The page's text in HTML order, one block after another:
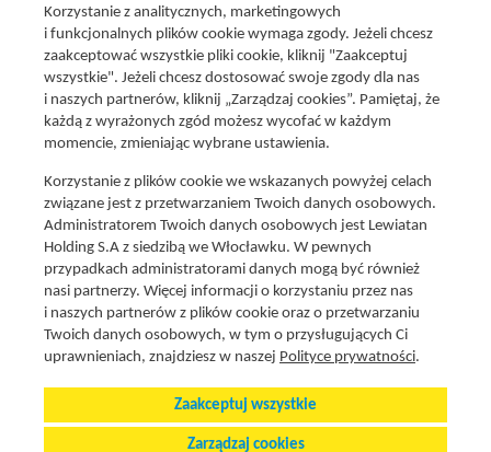
Social media
Znajdź nas na:
Promocje i oferty
Aktualna gazetka
Gotuję z Lewiatanem
Znajdź sklep
Aplikacja Mój Lewiatan
Karta Mój Lewiatan
Fundacja Lewiatan
Regulaminy
Polityka cookies i prywatnosci
Korzystanie z analitycznych, marketingowych
i funkcjonalnych plików cookie wymaga zgody. Jeżeli chcesz
zaakceptować wszystkie pliki cookie, kliknij "Zaakceptuj
wszystkie". Jeżeli chcesz dostosować swoje zgody dla nas
i naszych partnerów, kliknij „Zarządzaj cookies”. Pamiętaj, że
każdą z wyrażonych zgód możesz wycofać w każdym
momencie, zmieniając wybrane ustawienia.
Korzystanie z plików cookie we wskazanych powyżej celach
związane jest z przetwarzaniem Twoich danych osobowych.
Administratorem Twoich danych osobowych jest Lewiatan
Holding S.A z siedzibą we Włocławku. W pewnych
przypadkach administratorami danych mogą być również
nasi partnerzy. Więcej informacji o korzystaniu przez nas
i naszych partnerów z plików cookie oraz o przetwarzaniu
Twoich danych osobowych, w tym o przysługujących Ci
uprawnieniach, znajdziesz w naszej Polityce prywatności.
Zaakceptuj wszystkie
Zarządzaj cookies